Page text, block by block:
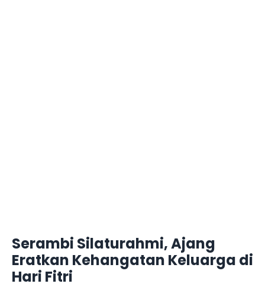
Serambi Silaturahmi, Ajang
Eratkan Kehangatan Keluarga di
Hari Fitri